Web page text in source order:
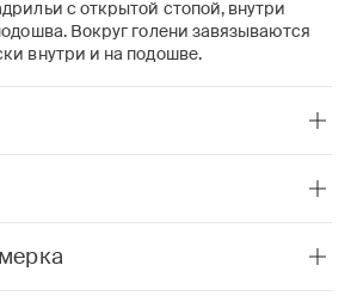
с открытой стопой, внутри
Вокруг голени завязываются
внутри и на подошве.